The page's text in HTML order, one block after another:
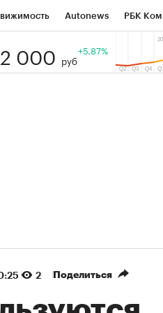
Autonews РБК
Тренды
000 руб
+5.87%
2 Поделиться